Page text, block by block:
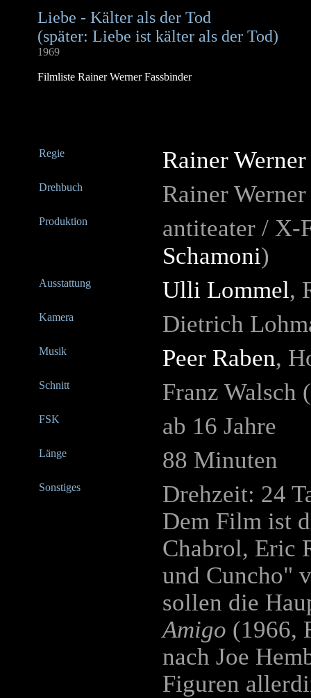
Liebe - Kälter als der Tod
(später: Liebe ist kälter als der Tod)
1969
Filmliste Rainer Werner Fassbinder
Regie Rainer
Drehbuch Rainer
Produktion
antiteater / X-
Schamoni)
Ausstattung Ulli Lommel,
Kamera Dietrich
Musik Peer Raben,
Schnitt Franz Walsch
FSK ab 16 Jahre
Länge 88 Minuten
Sonstiges
Drehzeit: 24
Dem Film ist
Chabrol, Eric
und Cuncho"
sollen die
Amigo (1966,
nach Joe
Figuren